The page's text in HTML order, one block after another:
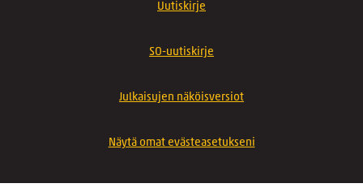
Uutiskirje
SO-uutiskirje
Julkaisujen näköisversiot
Näytä omat evästeasetukseni